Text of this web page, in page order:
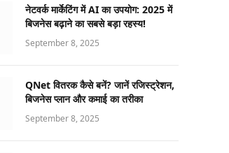
नेटवर्क मार्केटिंग में AI का उपयोग: 2025 में
बिजनेस बढ़ाने का सबसे बड़ा रहस्य!
September 8, 2025
QNet वितरक कैसे बनें? जानें रजिस्ट्रेशन,
बिजनेस प्लान और कमाई का तरीका
September 8, 2025